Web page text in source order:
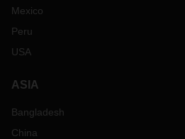
Mexico
Peru
USA
ASIA
Bangladesh
China